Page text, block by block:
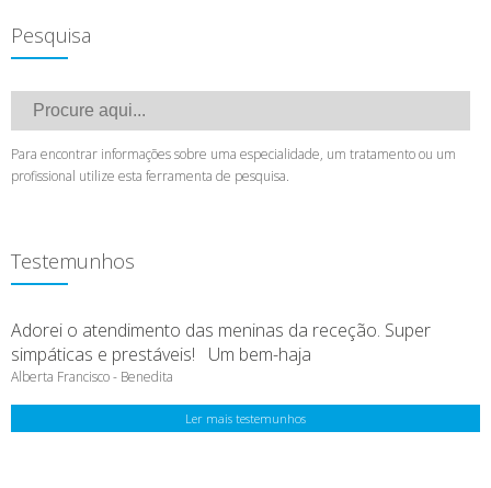
Pesquisa
Para encontrar informações sobre uma especialidade, um tratamento ou um
profissional utilize esta ferramenta de pesquisa.
Testemunhos
Adorei o atendimento das meninas da receção. Super
simpáticas e prestáveis! Um bem-haja
Alberta Francisco - Benedita
Ler mais testemunhos